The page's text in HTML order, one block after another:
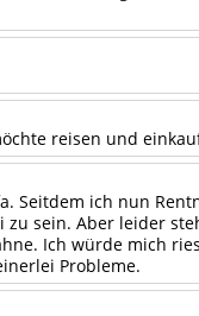
reisen und
Seitdem ich nun
sein. Aber leider
Ich würde mich
Probleme.